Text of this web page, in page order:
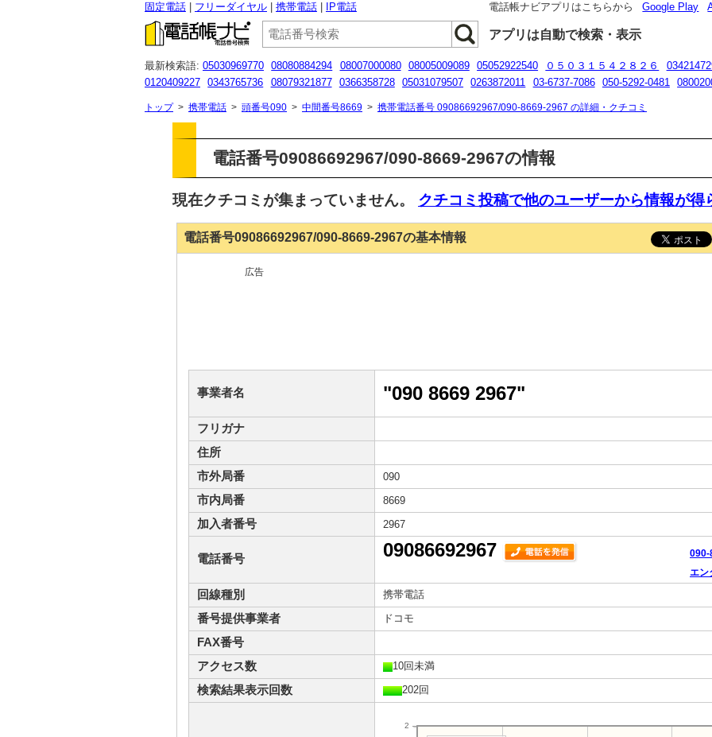
固定電話 フリーダイヤル 携帯電話 IP電話 電話帳ナビアプリはこちらから Google Play
アプリは自動で検索・表示
最新検索語: 05030969770 08080884294 08007000080 08005009089 05052922540 ０５０３１５４２８２６
0120409227
0343765736 08079321877 0366358728 05031079507 0263872011 03-6737-7086 050-5292-0481
トップ> 携帯電話 > 頭番号090 > 中間番号8669 > 携帯電話番号 09086692967/090-8669-2967 の詳細・クチコミ
電話番号09086692967/090-8669-2967の情報
現在クチコミが集まっていません。 クチコミ投稿で他のユーザーから情報が得
電話番号09086692967/090-8669-2967の基本情報
広告
事業者名 "090 8669 2967"
フリガナ
住所
市外局番
090
市内局番 8669
加入者番号 2967
電話番号
090-
エン
09086692967
回線種別 携帯電話
番号提供事業者 ドコモ
FAX番号
アクセス数
10回未満
検索結果表示回数 202回
2